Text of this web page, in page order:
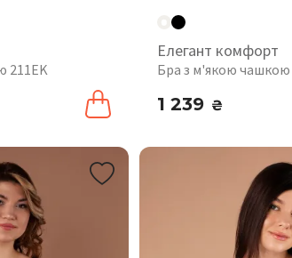
211EK
Елегант комфорт
Бра з м'якою чашкою
1 239 ₴